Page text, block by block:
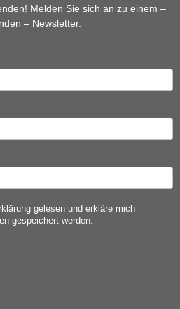
Melden Sie sich an zu einem –
– Newsletter.
gelesen und erkläre mich
gespeichert werden.